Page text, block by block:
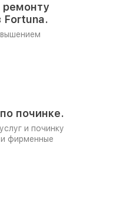
Fortuna.
починке.
и починку
фирменные